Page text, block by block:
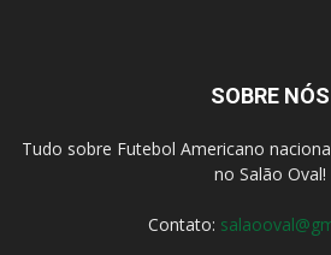
SOBRE NÓS
Tudo sobre Futebol Americano
no Salão Oval!
Contato: